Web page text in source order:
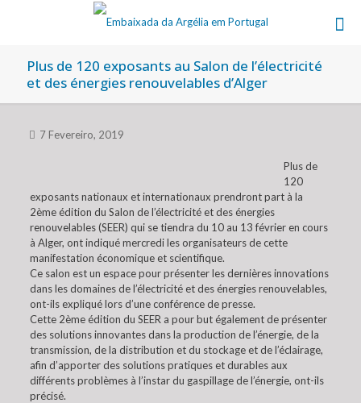
Plus de 120 exposants au Salon de l’électricité
et des énergies renouvelables d’Alger
7 Fevereiro, 2019
Plus de
120
exposants nationaux et internationaux prendront part à la
2ème édition du Salon de l’électricité et des énergies
renouvelables (SEER) qui se tiendra du 10 au 13 février en cours
à Alger, ont indiqué mercredi les organisateurs de cette
manifestation économique et scientifique.
Ce salon est un espace pour présenter les dernières innovations
dans les domaines de l’électricité et des énergies renouvelables,
ont-ils expliqué lors d’une conférence de presse.
Cette 2ème édition du SEER a pour but également de présenter
des solutions innovantes dans la production de l’énergie, de la
transmission, de la distribution et du stockage et de l’éclairage,
afin d’apporter des solutions pratiques et durables aux
différents problèmes à l’instar du gaspillage de l’énergie, ont-ils
précisé.